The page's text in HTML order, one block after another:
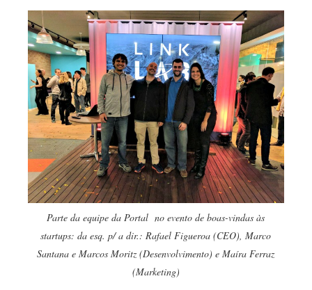
Parte da equipe da Portal no evento de boas-vindas às
startups: da esq. p/ a dir.: Rafael Figueroa (CEO), Marco
Santana e Marcos Moritz (Desenvolvimento) e Maíra Ferraz
(Marketing)